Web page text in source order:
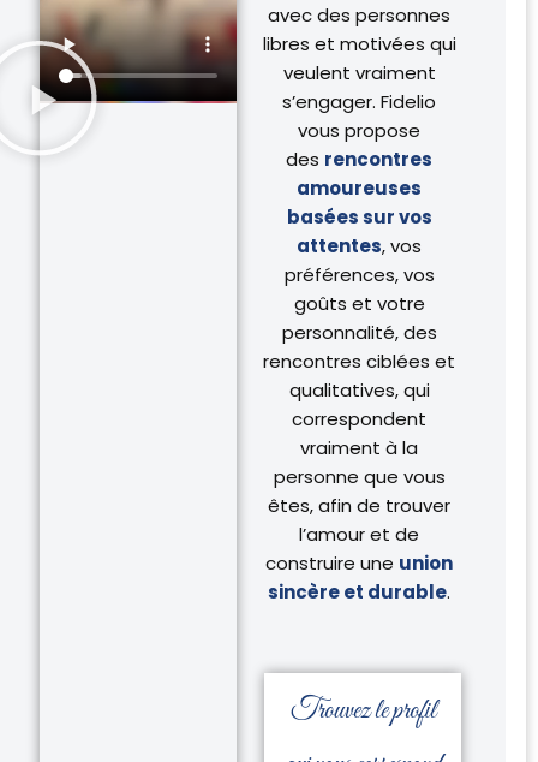
avec des personnes
libres et motivées qui
veulent vraiment
s’engager. Fidelio
vous propose
des rencontres
amoureuses
basées sur vos
attentes, vos
préférences, vos
goûts et votre
personnalité, des
rencontres ciblées et
qualitatives, qui
correspondent
vraiment à la
personne que vous
êtes, afin de trouver
l’amour et de
construire une union
sincère et durable.
Trouvez le profil